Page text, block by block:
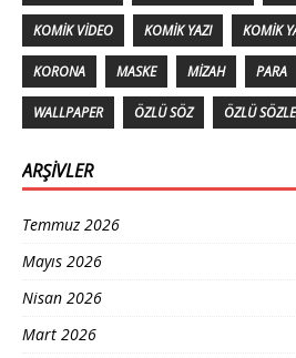
KOMIK VIDEO KOMIK YAZI KOMIK
KORONA MASKE MIZAH PARA
WALLPAPER ÖZLÜ SÖZ ÖZLÜ
ARŞIVLER
Temmuz 2026
Mayıs 2026
Nisan 2026
Mart 2026